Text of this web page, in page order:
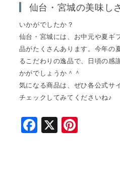
仙台・宮城の美味し
いかがでしたか？
仙台・宮城には、お中元や夏ギ
品がたくさんあります。今年の
るこだわりの逸品で、日頃の感
かがでしょうか＾＾
気になる商品は、ぜひ各公式サ
チェックしてみてくださいね♪
F X Pi